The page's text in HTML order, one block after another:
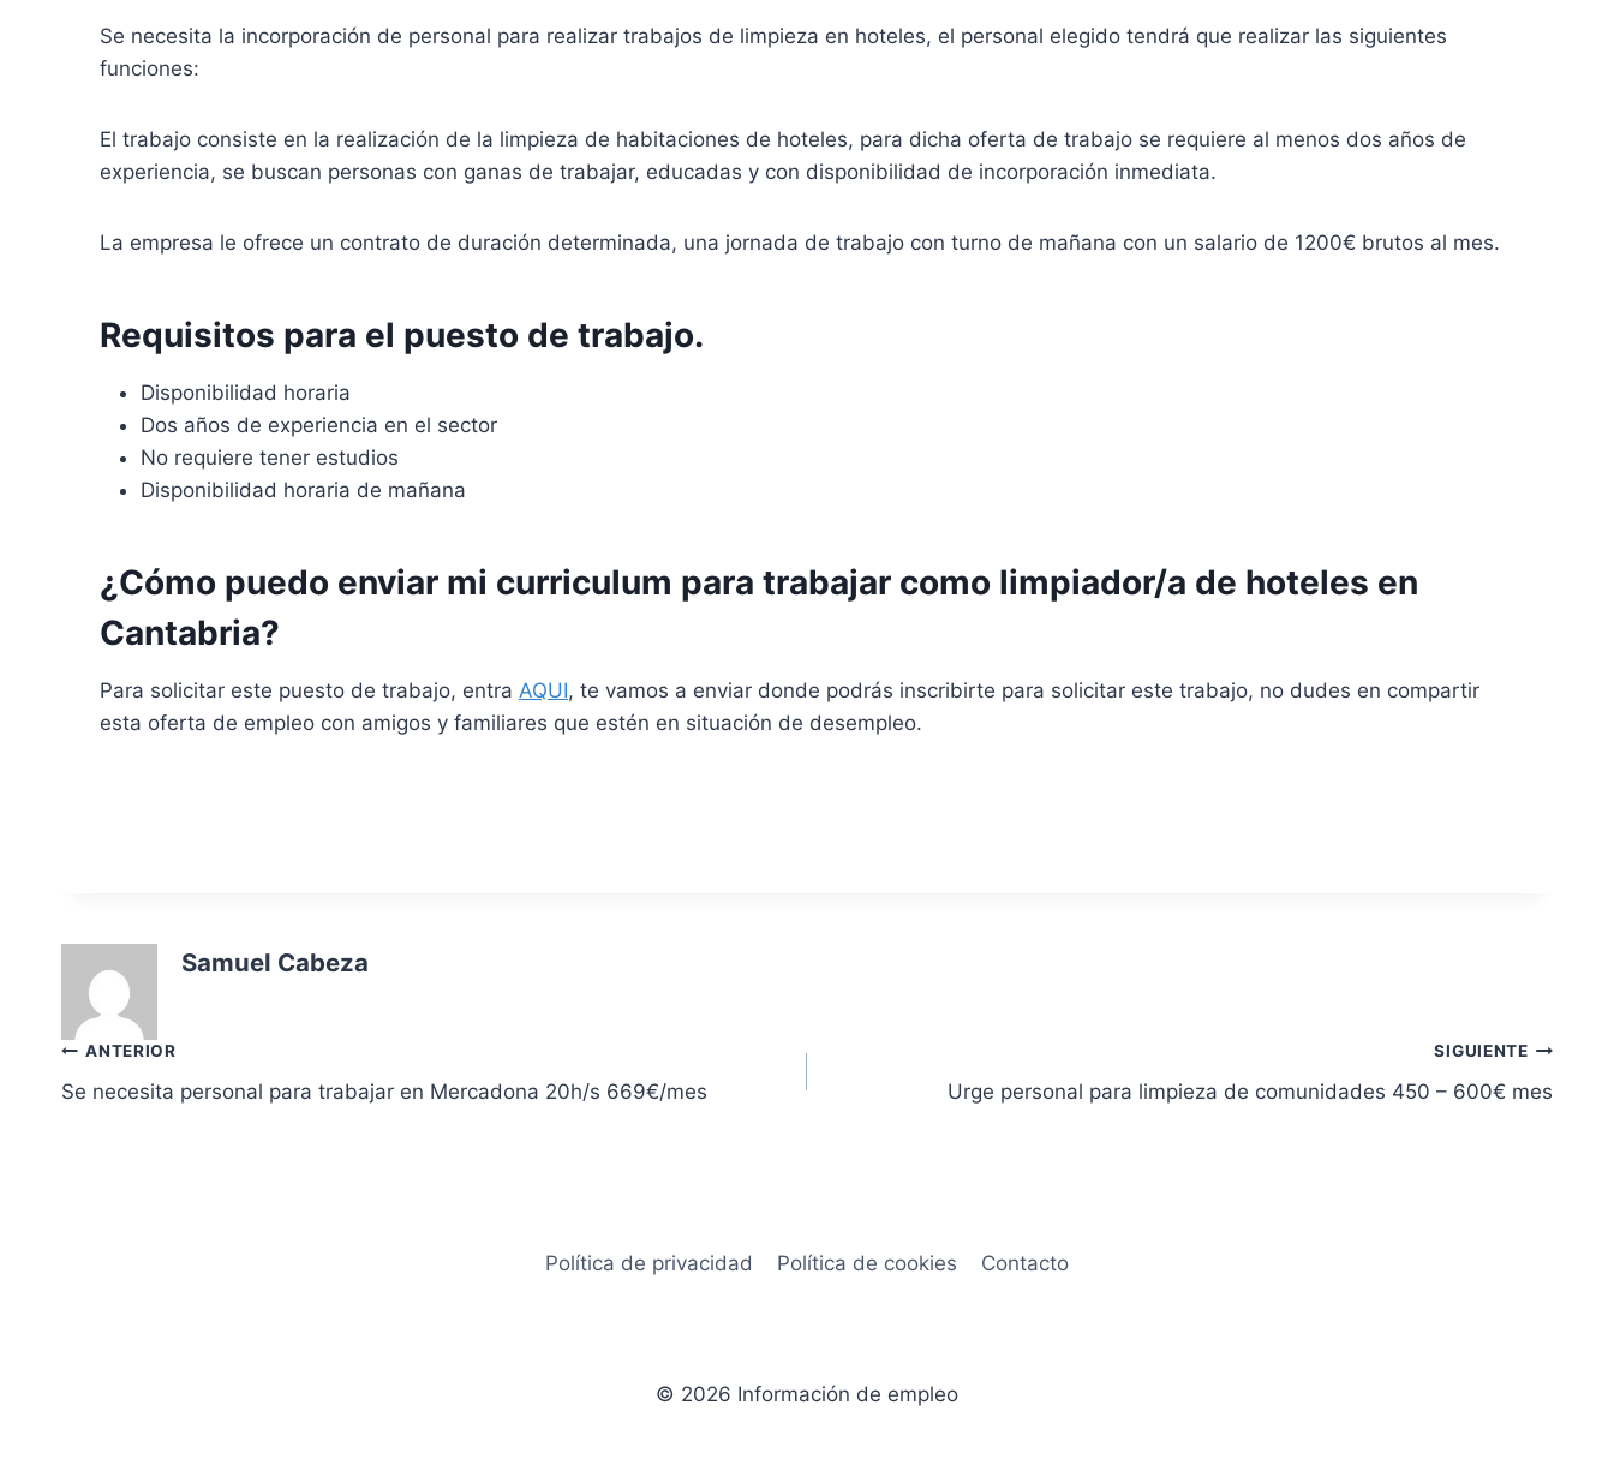
Se necesita la incorporación de personal para realizar trabajos de limpieza en hoteles, el personal elegido tendrá que realizar las siguientes
funciones:
El trabajo consiste en la realización de la limpieza de habitaciones de hoteles, para dicha oferta de trabajo se requiere al menos dos años de
experiencia, se buscan personas con ganas de trabajar, educadas y con disponibilidad de incorporación inmediata.
La empresa le ofrece un contrato de duración determinada, una jornada de trabajo con turno de mañana con un salario de 1200€ brutos al mes.
Requisitos para el puesto de trabajo.
Disponibilidad horaria
Dos años de experiencia en el sector
No requiere tener estudios
Disponibilidad horaria de mañana
¿Cómo puedo enviar mi curriculum para trabajar como limpiador/a de hoteles en
Cantabria?
Para solicitar este puesto de trabajo, entra AQUI, te vamos a enviar donde podrás inscribirte para solicitar este trabajo, no dudes en compartir
esta oferta de empleo con amigos y familiares que estén en situación de desempleo.
Samuel Cabeza
Navegación
de
ANTERIOR
Se necesita personal para trabajar en Mercadona 20h/s 669€/mes
SIGUIENTE
Urge personal para limpieza de comunidades 450 – 600€ mes
Política de privacidad Política de cookies Contacto
© 2026 Información de empleo